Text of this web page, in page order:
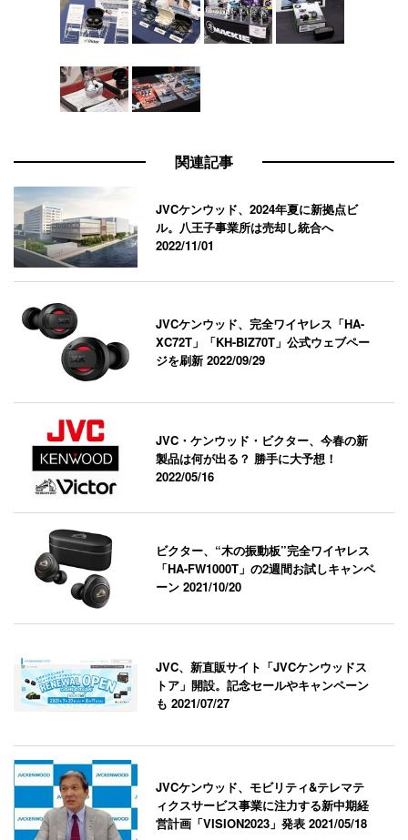
関連記事
JVCケンウッド、2024年夏に新拠点ビ
ル。八王子事業所は売却し統合へ
2022/11/01
JVCケンウッド、完全ワイヤレス「HA-
XC72T」「KH-BIZ70T」公式ウェブペー
ジを刷新2022/09/29
JVC・ケンウッド・ビクター、今春の新
製品は何が出る？ 勝手に大予想！
2022/05/16
ビクター、“木の振動板”完全ワイヤレス
「HA-FW1000T」の2週間お試しキャンペ
ーン2021/10/20
JVC、新直販サイト「JVCケンウッドス
トア」開設。記念セールやキャンペーン
も2021/07/27
JVCケンウッド、モビリティ&テレマテ
ィクスサービス事業に注力する新中期経
営計画「VISION2023」発表2021/05/18